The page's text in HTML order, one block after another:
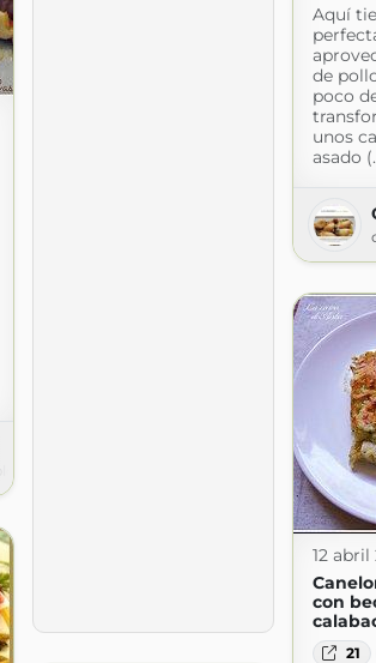
Aquí
de
poco
unos
asado
12 abril
con
21